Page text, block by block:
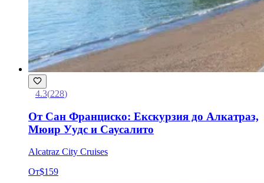
4.3(228)
От Сан Франциско: Екскурзия до Алкатраз,
Мюир Уудс и Саусалито
Alcatraz City Cruises
От$159